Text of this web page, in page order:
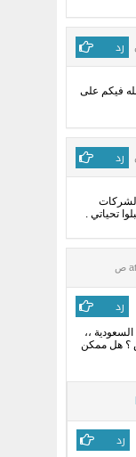
رد
فيكم على
رد
تحياتي .
رد
،،
؟ هل ممكن
رد